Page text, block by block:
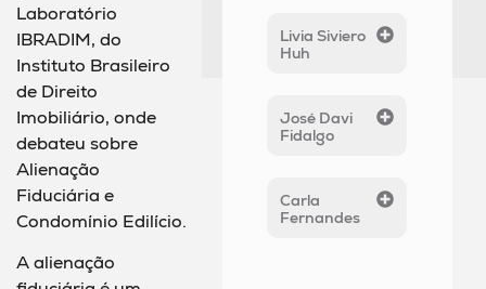
Laboratório
IBRADIM, do
Instituto Brasileiro
de Direito
Imobiliário, onde
debateu sobre
Alienação
Fiduciária e
Condomínio Edilício.
A alienação
Livia Siviero
Huh
José Davi
Fidalgo
Carla
Fernandes